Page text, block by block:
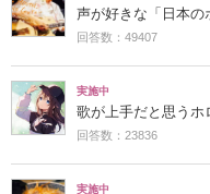
声が好きな「日本の
回答数：49407
実施中
歌が上手だと思うホ
回答数：23836
実施中